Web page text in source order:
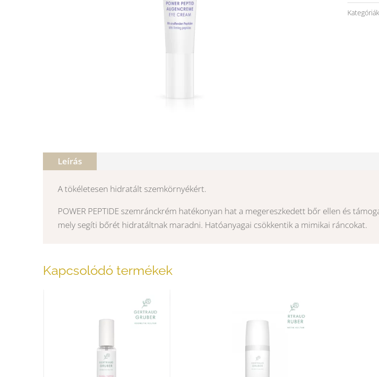
Leírás
A tökéletesen hidratált szemkörnyékért.
POWER PEPTIDE szemránckrém hatékonyan hat a megereszkedett bőr ellen és
mely segíti bőrét hidratáltnak maradni. Hatóanyagai csökkentik a mimikai ráncokat.
Kapcsolódó termékek